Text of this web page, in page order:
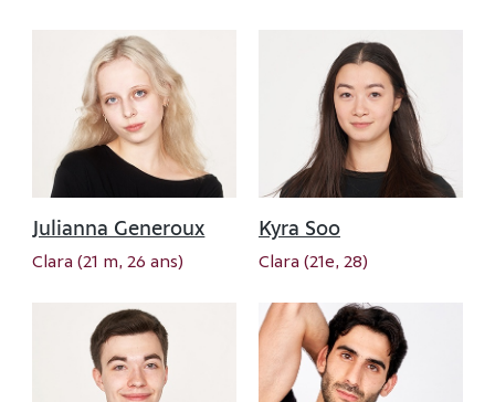
Julianna Generoux
Clara (21 m, 26 ans)
Kyra Soo
Clara (21e, 28)